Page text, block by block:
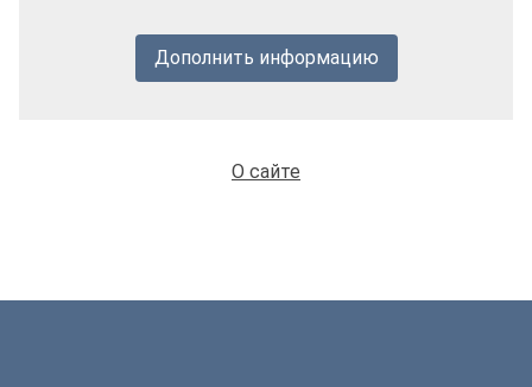
Дополнить информацию
О сайте